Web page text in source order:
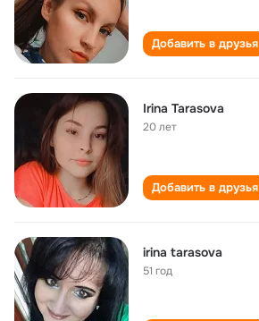
Добавить в друзья
Irina Tarasova
20 лет
Добавить в друзья
irina tarasova
51 год